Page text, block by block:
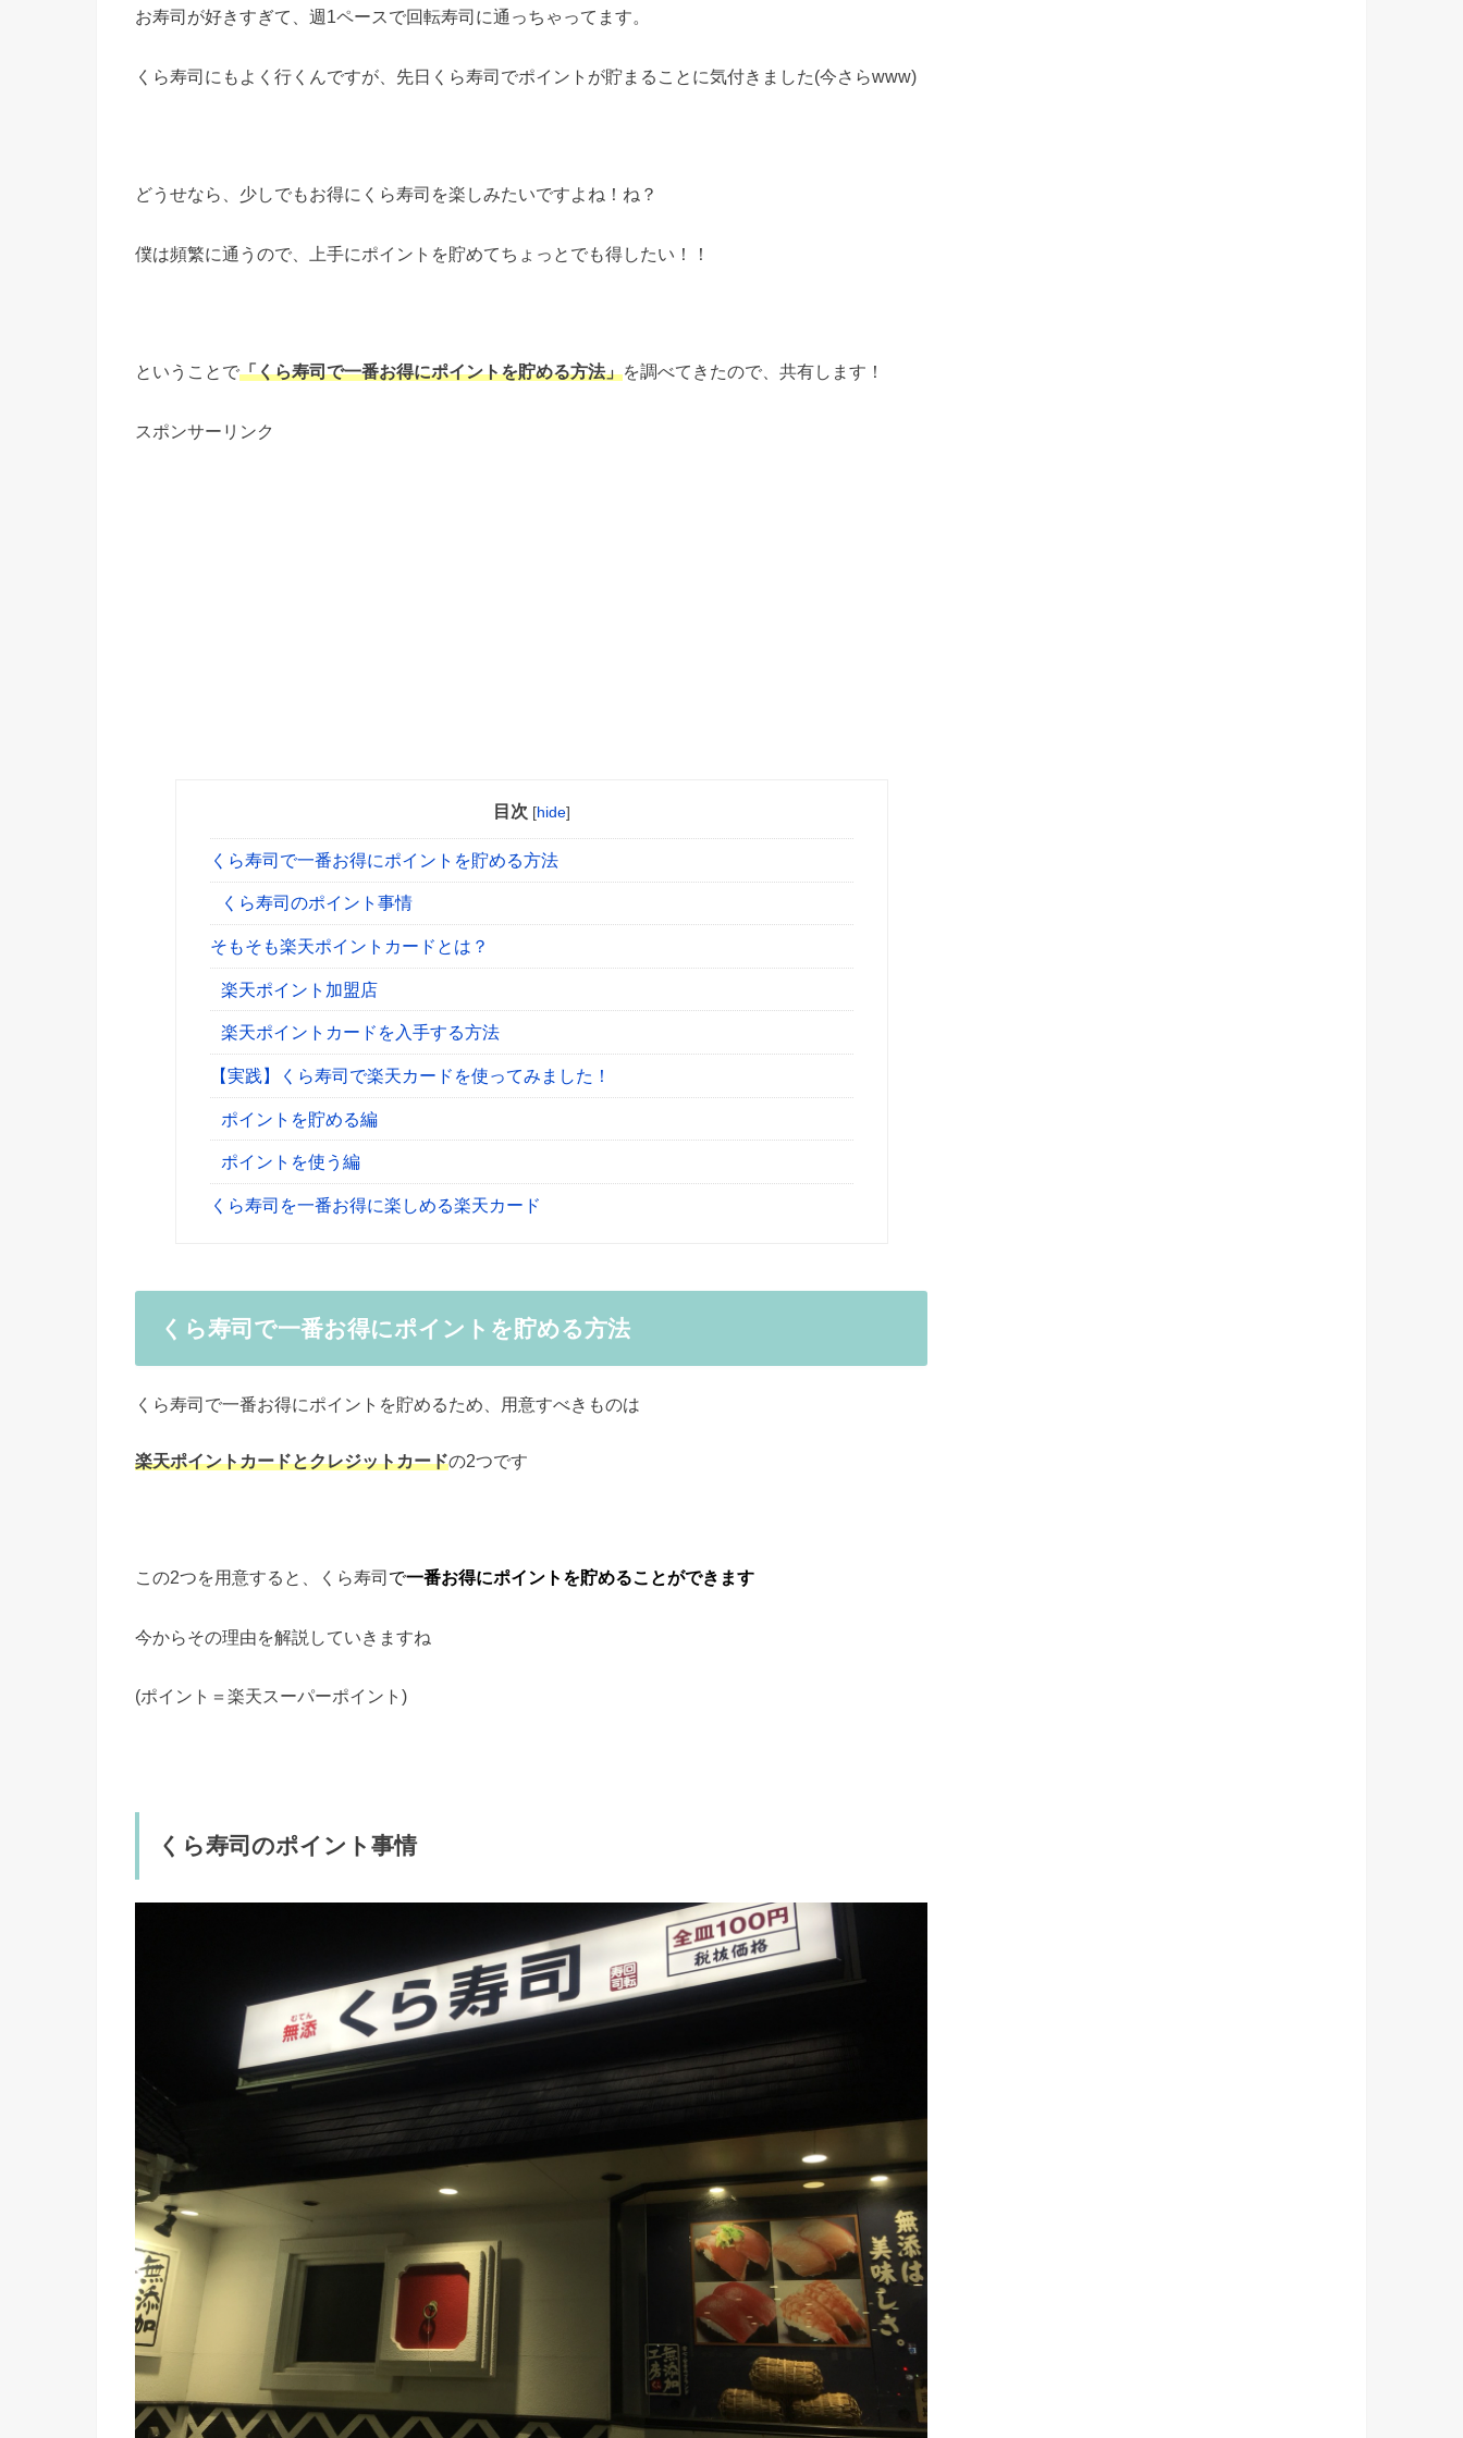
お寿司が好きすぎて、週1ペースで回転寿司に通っちゃってます。
くら寿司にもよく行くんですが、先日くら寿司でポイントが貯まることに気付きました(今さらwww)
どうせなら、少しでもお得にくら寿司を楽しみたいですよね！ね？
僕は頻繁に通うので、上手にポイントを貯めてちょっとでも得したい！！
ということで「くら寿司で一番お得にポイントを貯める方法」を調べてきたので、共有します！
スポンサーリンク
目次 [hide]
くら寿司で一番お得にポイントを貯める方法
くら寿司のポイント事情
そもそも楽天ポイントカードとは？
楽天ポイント加盟店
楽天ポイントカードを入手する方法
【実践】くら寿司で楽天カードを使ってみました！
ポイントを貯める編
ポイントを使う編
くら寿司を一番お得に楽しめる楽天カード
くら寿司で一番お得にポイントを貯める方法
くら寿司で一番お得にポイントを貯めるため、用意すべきものは
楽天ポイントカードとクレジットカードの2つです
この2つを用意すると、くら寿司で一番お得にポイントを貯めることができます
今からその理由を解説していきますね
(ポイント＝楽天スーパーポイント)
くら寿司のポイント事情